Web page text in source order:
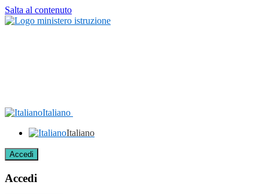
Salta al contenuto
Italiano
Italiano
Accedi
Accedi